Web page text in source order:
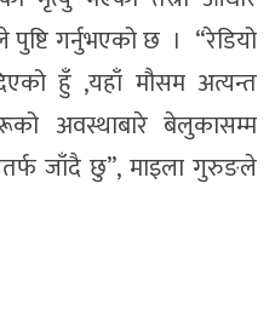
गर्नुभएको छ । “रेडियो
हुँ ,यहाँ मौसम अत्यन्त
अवस्थाबारे बेलुकासम्म
जाँदै छु”, माइला गुरुङले